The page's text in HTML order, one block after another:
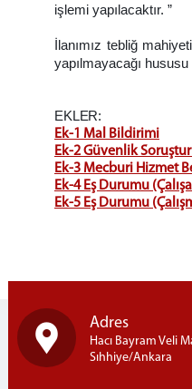
işlemi yapılacaktır. ”
İlanımız tebliğ
yapılmayacağı
EKLER:
Ek-1 Mal Bildirimi
Ek-2 Güvenlik
Ek-3 Mecburi Hizmet
Ek-4 Eş Durumu
Ek-5 Eş Durumu
Adres
Hacı Bayram Veli
Sıhhiye/Ankara